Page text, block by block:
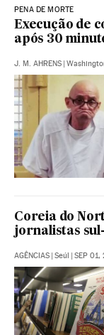
PENA DE MORTE
Execução de
após 30
J. M. AHRENS |
Coreia do
jornalistas
AGÊNCIAS | Seúl | SEP 01,